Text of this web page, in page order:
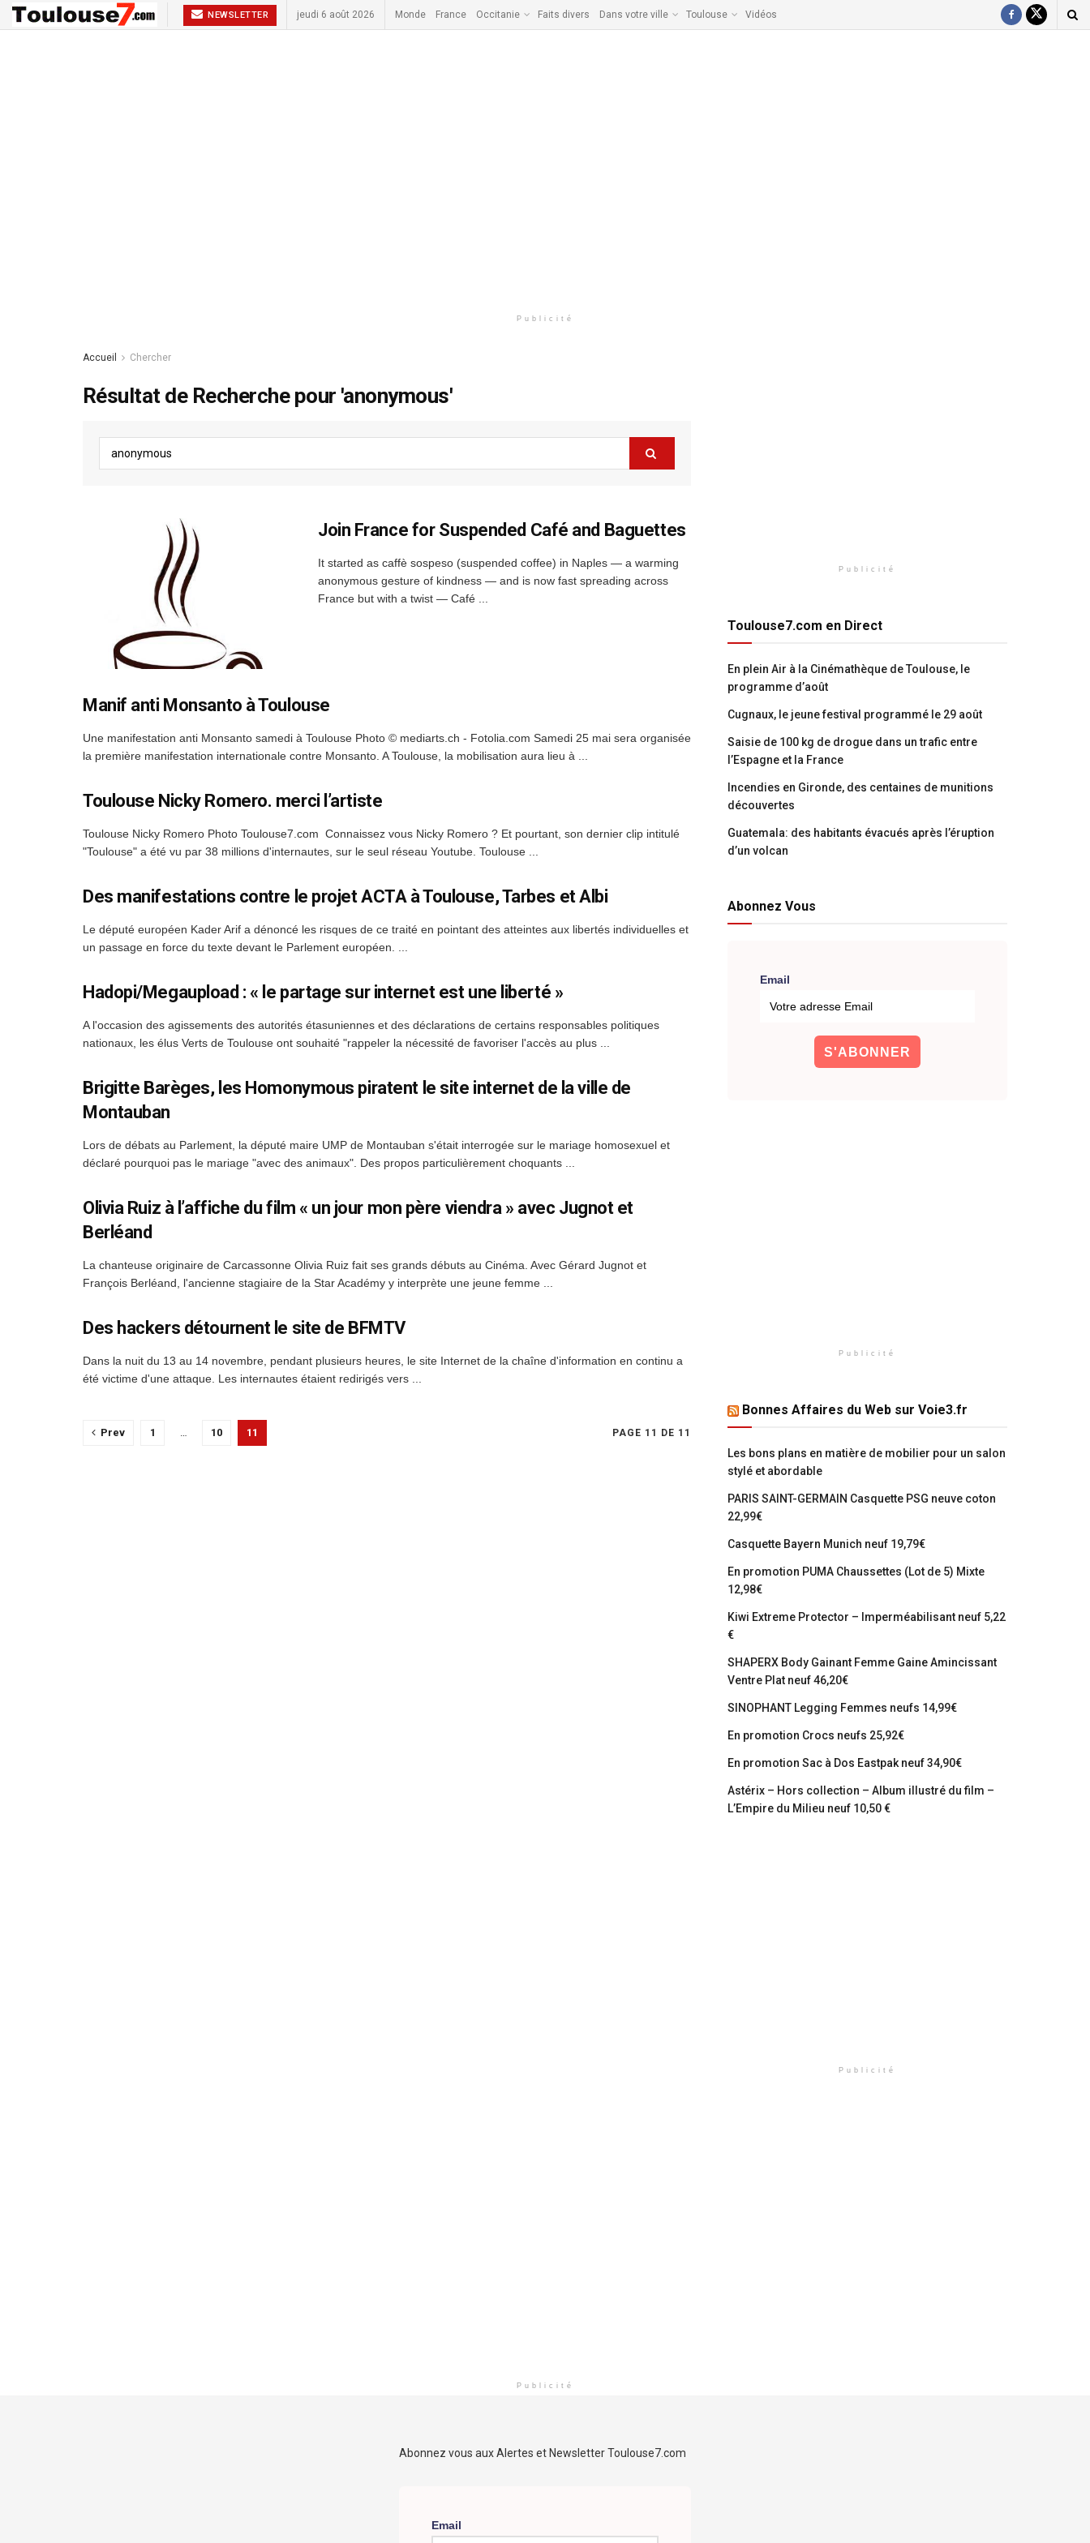
NEWSLETTER jeudi 6 août 2026 Monde France Occitanie Faits divers Dans votre ville Toulouse Vidéos
Publicité
Accueil Chercher
Résultat de Recherche pour 'anonymous'
Join France for Suspended Café and Baguettes
It started as caffè sospeso (suspended coffee) in Naples — a warming
anonymous gesture of kindness — and is now fast spreading across
France but with a twist — Café ...
Manif anti Monsanto à Toulouse
Une manifestation anti Monsanto samedi à Toulouse Photo © mediarts.ch - Fotolia.com Samedi 25 mai sera organisée
la première manifestation internationale contre Monsanto. A Toulouse, la mobilisation aura lieu à ...
Toulouse Nicky Romero. merci l’artiste
Toulouse Nicky Romero Photo Toulouse7.com Connaissez vous Nicky Romero ? Et pourtant, son dernier clip intitulé
"Toulouse" a été vu par 38 millions d'internautes, sur le seul réseau Youtube. Toulouse ...
Des manifestations contre le projet ACTA à Toulouse, Tarbes et Albi
Le député européen Kader Arif a dénoncé les risques de ce traité en pointant des atteintes aux libertés individuelles et
un passage en force du texte devant le Parlement européen. ...
Hadopi/Megaupload : « le partage sur internet est une liberté »
A l'occasion des agissements des autorités étasuniennes et des déclarations de certains responsables politiques
nationaux, les élus Verts de Toulouse ont souhaité "rappeler la nécessité de favoriser l'accès au plus ...
Brigitte Barèges, les Homonymous piratent le site internet de la ville de
Montauban
Lors de débats au Parlement, la député maire UMP de Montauban s'était interrogée sur le mariage homosexuel et
déclaré pourquoi pas le mariage "avec des animaux". Des propos particulièrement choquants ...
Olivia Ruiz à l’affiche du film « un jour mon père viendra » avec Jugnot et
Berléand
La chanteuse originaire de Carcassonne Olivia Ruiz fait ses grands débuts au Cinéma. Avec Gérard Jugnot et
François Berléand, l'ancienne stagiaire de la Star Académy y interprète une jeune femme ...
Des hackers détournent le site de BFMTV
Dans la nuit du 13 au 14 novembre, pendant plusieurs heures, le site Internet de la chaîne d'information en continu a
été victime d'une attaque. Les internautes étaient redirigés vers ...
PAGE 11 DE 11
Prev 1 10 11
Publicité
Toulouse7.com en Direct
En plein Air à la Cinémathèque de Toulouse, le
programme d’août
Cugnaux, le jeune festival programmé le 29 août
Saisie de 100 kg de drogue dans un trafic entre
l’Espagne et la France
Incendies en Gironde, des centaines de munitions
découvertes
Guatemala: des habitants évacués après l’éruption
d’un volcan
Abonnez Vous
Email
Publicité
Bonnes Affaires du Web sur Voie3.fr
Les bons plans en matière de mobilier pour un salon
stylé et abordable
PARIS SAINT-GERMAIN Casquette PSG neuve coton
22,99€
Casquette Bayern Munich neuf 19,79€
En promotion PUMA Chaussettes (Lot de 5) Mixte
12,98€
Kiwi Extreme Protector – Imperméabilisant neuf 5,22
€
SHAPERX Body Gainant Femme Gaine Amincissant
Ventre Plat neuf 46,20€
SINOPHANT Legging Femmes neufs 14,99€
En promotion Crocs neufs 25,92€
En promotion Sac à Dos Eastpak neuf 34,90€
Astérix – Hors collection – Album illustré du film –
L’Empire du Milieu neuf 10,50 €
Publicité
Publicité
Abonnez vous aux Alertes et Newsletter Toulouse7.com
Email